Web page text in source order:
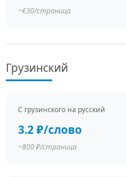
~€30/страница
Грузинский
С грузинского на русский
3.2 ₽/слово
~800 ₽/страница